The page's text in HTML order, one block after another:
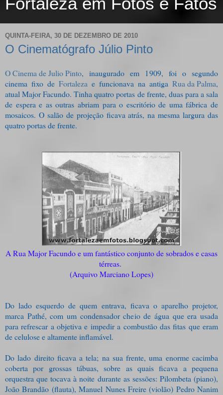
QUINTA-FEIRA, 30 DE DEZEMBRO DE 2010
O Cinematógrafo Júlio Pinto
O Cinema de Julio Pinto, inaugurado em 1909, foi o segundo
cinema fixo de Fortaleza e funcionava na antiga Rua da Palma,
atual Major Facundo. Tinha quatro portas de frente, duas para a sala
de espera e as outras abriam para o escritório de uma fábrica de
mosaicos. O salão de projeção ficava atrás, na mesma largura das
quatro portas de frente.
A Rua Major Facundo e um fantástico conjunto de sobrados e casas
térreas.
(Arquivo Marciano Lopes)
Do lado esquerdo de quem entrava, ficava o aparelho projetor,
marca Pathé, com um condensador cheio de água que era usada
para refrescar a objetiva e impedir a combustão das fitas que eram
de celulose e altamente inflamável.
Do lado direito ficava a tela; na sua frente, uma enorme cacimba
coberta por grossas tábuas, sobre as quais ficava a pequena
orquestra que tocava à noite durante as sessões: Pilombeta (piano),
João Brandão (flauta), Manuel Nunes Freire (violão) Pedro Nanim